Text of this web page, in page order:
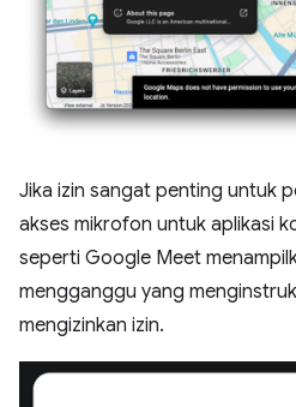
Jika izin sangat penting untuk
akses mikrofon untuk aplikasi
seperti Google Meet
mengganggu yang
mengizinkan izin.